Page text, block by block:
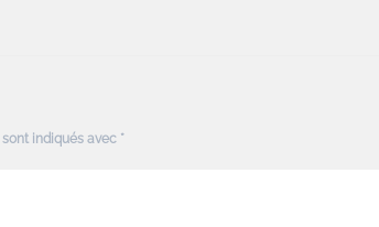
indiqués avec *